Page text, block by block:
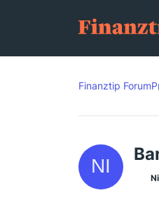
Finanztip Forum